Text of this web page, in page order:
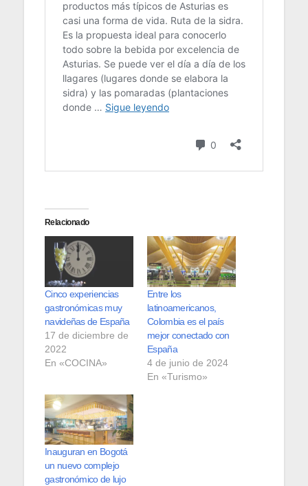
Relacionado
Cinco experiencias
gastronómicas muy
navideñas de España
17 de diciembre de
2022
En «COCINA»
Entre los
latinoamericanos,
Colombia es el país
mejor conectado con
España
4 de junio de 2024
En «Turismo»
Inauguran en Bogotá
un nuevo complejo
gastronómico de lujo